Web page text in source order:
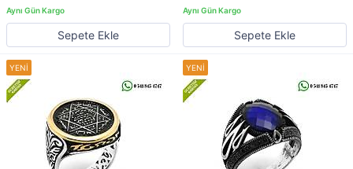
Sepete Ekle Sepete Ekle